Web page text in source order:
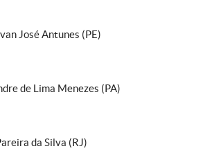
José Antunes (PE)
Menezes (PA)
Silva (RJ)